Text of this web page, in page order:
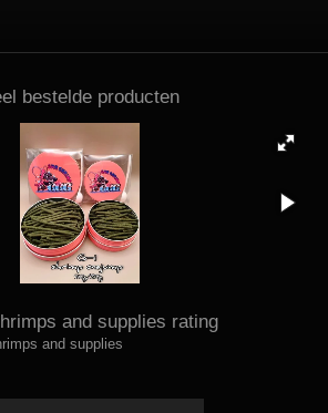
bestelde producten
and supplies rating
and supplies